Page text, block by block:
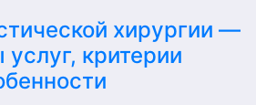
хирургии —
услуг, критерии